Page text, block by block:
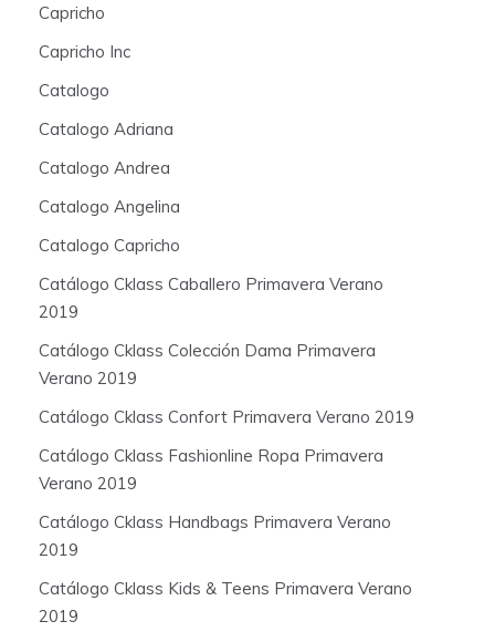
Capricho
Capricho Inc
Catalogo
Catalogo Adriana
Catalogo Andrea
Catalogo Angelina
Catalogo Capricho
Catálogo Cklass Caballero Primavera Verano
2019
Catálogo Cklass Colección Dama Primavera
Verano 2019
Catálogo Cklass Confort Primavera Verano 2019
Catálogo Cklass Fashionline Ropa Primavera
Verano 2019
Catálogo Cklass Handbags Primavera Verano
2019
Catálogo Cklass Kids & Teens Primavera Verano
2019